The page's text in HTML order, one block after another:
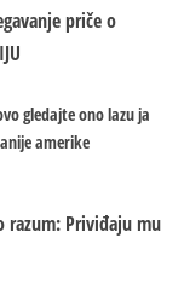
priče o
gledajte ono lazu ja
amerike
razum: Priviđaju mu